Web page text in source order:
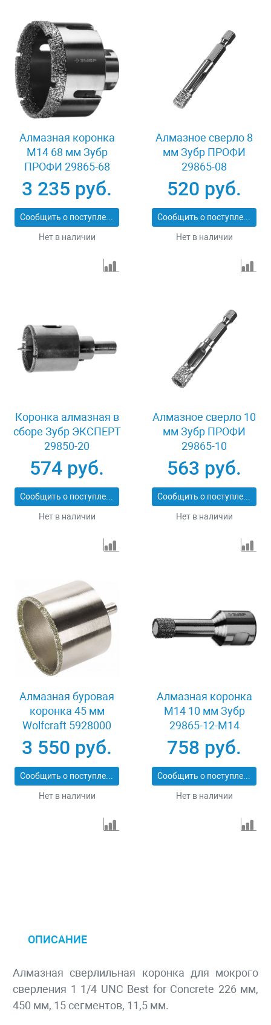
Алмазная коронка
М14 68 мм Зубр
ПРОФИ 29865-68
3 235 руб.
Сообщить о поступлении
Нет в наличии
Алмазное сверло 8
мм Зубр ПРОФИ
29865-08
520 руб.
Сообщить о поступлении
Нет в наличии
Коронка алмазная в
сборе Зубр ЭКСПЕРТ
29850-20
574 руб.
Сообщить о поступлении
Нет в наличии
Алмазное сверло 10
мм Зубр ПРОФИ
29865-10
563 руб.
Сообщить о поступлении
Нет в наличии
Алмазная буровая
коронка 45 мм
Wolfcraft 5928000
3 550 руб.
Сообщить о поступлении
Нет в наличии
Алмазная коронка
М14 10 мм Зубр
29865-12-M14
758 руб.
Сообщить о поступлении
Нет в наличии
ОПИСАНИЕ
Алмазная сверлильная коронка для мокрого
сверления 1 1/4 UNC Best for Concrete 226 мм,
450 мм, 15 сегментов, 11,5 мм.